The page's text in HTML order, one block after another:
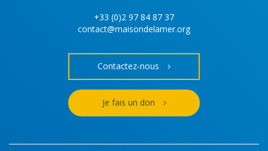
+33 (0)2 97 84 87 37
contact@maisondelamer.org
Contactez-nous
Je fais un don